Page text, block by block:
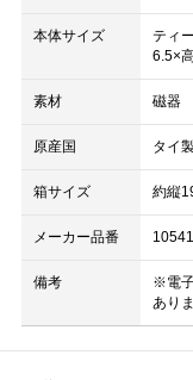
本体サイズ
ティ
6.5×
素材 磁器
原産国 タイ
箱サイズ 約縦
メーカー品番
備考
※電
あり